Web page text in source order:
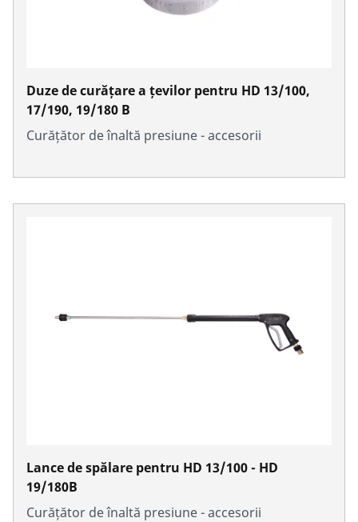
Duze de curățare a țevilor pentru HD 13/100,
17/190, 19/180 B
Curățător de înaltă presiune - accesorii
Lance de spălare pentru HD 13/100 - HD
19/180B
Curățător de înaltă presiune - accesorii